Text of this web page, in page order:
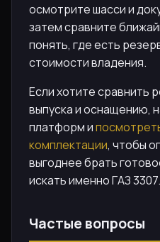
осмотрите шасси и
затем сравните
понять, где есть
стоимости владения.
Если хотите сравнить
выпуска и оснащению,
платформ и
комплектации, чтобы
выгоднее брать
искать именно ГАЗ 3307.
Частые вопросы